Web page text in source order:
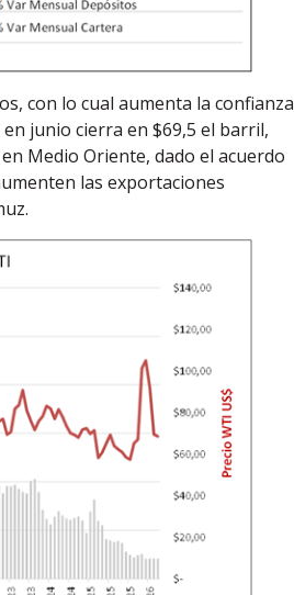
con lo cual aumenta la confianza
junio cierra en $69,5 el barril,
Medio Oriente, dado el acuerdo
las exportaciones